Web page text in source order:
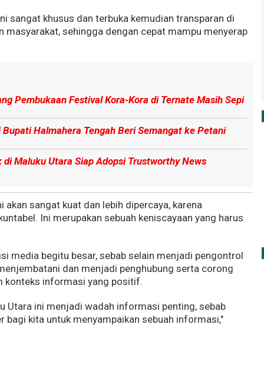
sangat khusus dan terbuka kemudian transparan di
masyarakat, sehingga dengan cepat mampu menyerap
Pembukaan Festival Kora-Kora di Ternate Masih Sepi
Bupati Halmahera Tengah Beri Semangat ke Petani
Maluku Utara Siap Adopsi Trustworthy News
sangat kuat dan lebih dipercaya, karena
Ini merupakan sebuah keniscayaan yang harus
media begitu besar, sebab selain menjadi pengontrol
dan menjadi penghubung serta corong
konteks informasi yang positif.
Utara ini menjadi wadah informasi penting, sebab
bagi kita untuk menyampaikan sebuah informasi,"